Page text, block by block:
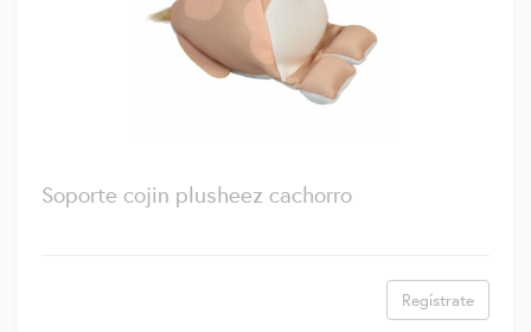
Soporte cojin plusheez cachorro
Regístrate